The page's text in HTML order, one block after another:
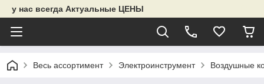
у нас всегда Актуальные ЦЕНЫ
Весь ассортимент Электроинструмент Воздушные